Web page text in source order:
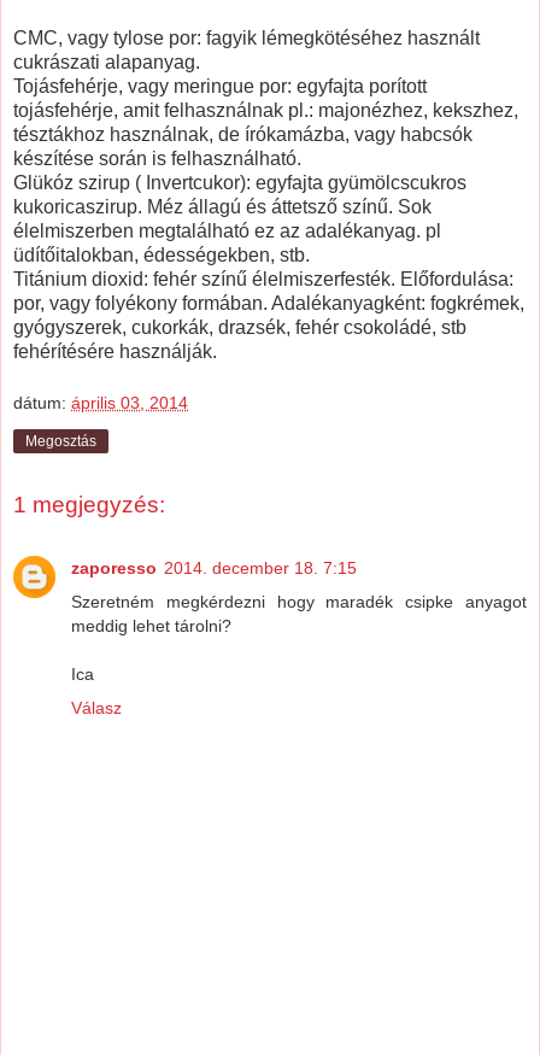
CMC, vagy tylose por: fagyik lémegkötéséhez használt
cukrászati alapanyag.
Tojásfehérje, vagy meringue por: egyfajta porított
tojásfehérje, amit felhasználnak pl.: majonézhez, kekszhez,
tésztákhoz használnak, de írókamázba, vagy habcsók
készítése során is felhasználható.
Glükóz szirup ( Invertcukor): egyfajta gyümölcscukros
kukoricaszirup. Méz állagú és áttetsző színű. Sok
élelmiszerben megtalálható ez az adalékanyag. pl
üdítőitalokban, édességekben, stb.
Titánium dioxid: fehér színű élelmiszerfesték. Előfordulása:
por, vagy folyékony formában. Adalékanyagként: fogkrémek,
gyógyszerek, cukorkák, drazsék, fehér csokoládé, stb
fehérítésére használják.
dátum: április 03, 2014
Megosztás
1 megjegyzés:
zaporesso 2014. december 18. 7:15
Szeretném megkérdezni hogy maradék csipke anyagot
meddig lehet tárolni?
Ica
Válasz